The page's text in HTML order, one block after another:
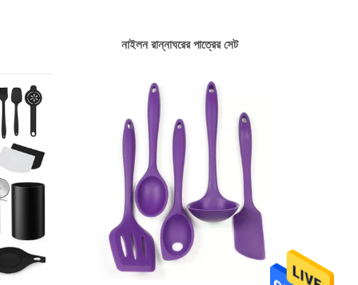
নাইলন রান্নাঘরের পাত্রের সেট